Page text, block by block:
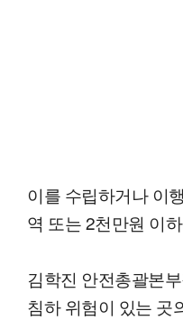
이를 수립하거나 이
역 또는 2천만원 이
김학진 안전총괄본
침하 위험이 있는 곳